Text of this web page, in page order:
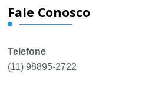
Fale Conosco
Telefone
(11) 98895-2722